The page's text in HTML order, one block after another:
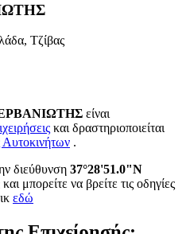
Τζίβας
είναι
και δραστηριοποιείται
Αυτοκινήτων .
διεύθυνση 37°28'51.0"N
και μπορείτε να βρείτε τις οδηγίες
εδώ